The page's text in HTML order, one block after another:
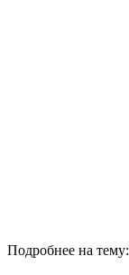
Подробнее на тему: